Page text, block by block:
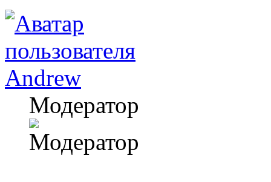
Andrew
Модератор